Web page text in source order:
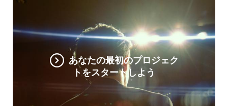
あなたの最初のプロジェク
トをスタートしよう